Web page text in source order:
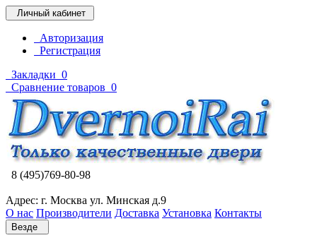
Личный кабинет
Авторизация
Регистрация
Закладки 0
Сравнение товаров 0
8 (495)769-80-98
Адрес: г. Москва ул. Минская д.9
О нас Производители Доставка Установка Контакты
Везде